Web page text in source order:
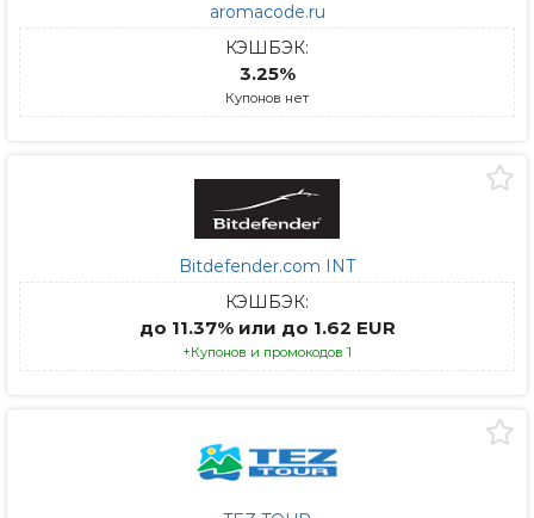
aromacode.ru
КЭШБЭК:
3.25%
Купонов нет
Bitdefender.com INT
КЭШБЭК:
до 11.37% или до 1.62 EUR
+Купонов и промокодов 1